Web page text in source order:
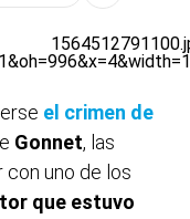
el crimen de
Gonnet, las
con uno de los
que estuvo